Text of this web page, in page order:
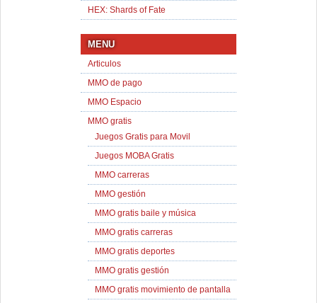
HEX: Shards of Fate
MENU
Articulos
MMO de pago
MMO Espacio
MMO gratis
Juegos Gratis para Movil
Juegos MOBA Gratis
MMO carreras
MMO gestión
MMO gratis baile y música
MMO gratis carreras
MMO gratis deportes
MMO gratis gestión
MMO gratis movimiento de pantalla